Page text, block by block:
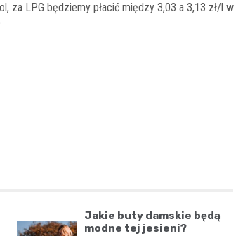
za LPG będziemy płacić między 3,03 a 3,13 zł/l w
Jakie buty damskie będą
modne tej jesieni?